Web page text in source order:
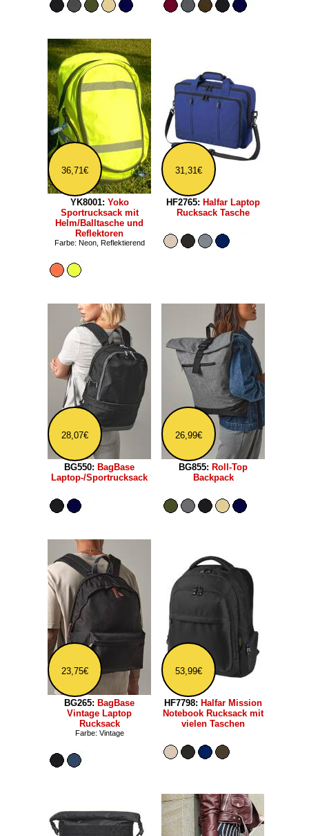
36,71€
YK8001: Yoko
Sportrucksack mit
Helm/Balltasche und
Reflektoren
Farbe: Neon, Reflektierend
31,31€
HF2765: Halfar Laptop
Rucksack Tasche
28,07€
BG550: BagBase
Laptop-/Sportrucksack
26,99€
BG855: Roll-Top
Backpack
23,75€
BG265: BagBase
Vintage Laptop
Rucksack
Farbe: Vintage
53,99€
HF7798: Halfar Mission
Notebook Rucksack mit
vielen Taschen